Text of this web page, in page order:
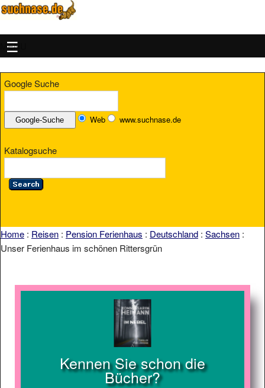
MENU
Google Suche
Web www.suchnase.de
Katalogsuche
Home : Reisen : Pension Ferienhaus : Deutschland : Sachsen :
Unser Ferienhaus im schönen Rittersgrün
Kennen Sie schon die
Bücher?